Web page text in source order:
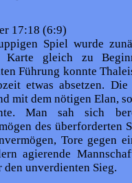
17:18 (6:9)
Spiel wurde
Karte gleich zu
Führung konnte
etwas absetzen.
mit dem nötigen Elan,
Man sah sich
des überforderten
Tore gegen
agierende
unverdienten Sieg.